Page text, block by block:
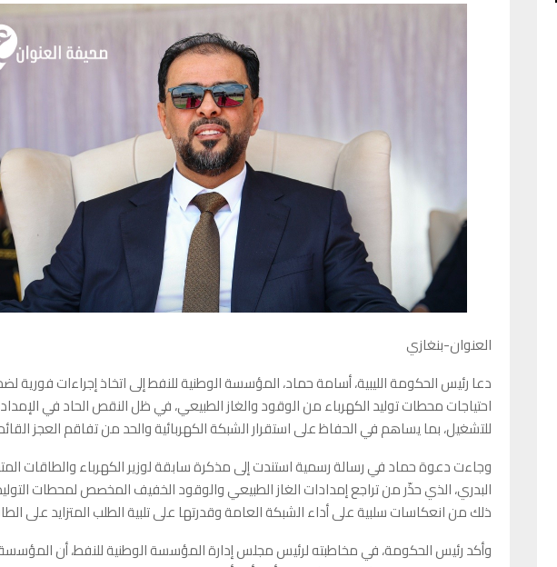
العنوان-بنغازي
دعا رئيس الحكومة الليبية، أسامة حماد، المؤسسة الوطنية للنفط إلى اتخاذ إجراءات فورية
احتياجات محطات توليد الكهرباء من الوقود والغاز الطبيعي، في ظل النقص الحاد في
للتشغيل، بما يساهم في الحفاظ على استقرار الشبكة الكهربائية والحد من تفاقم العجز
وجاءت دعوة حماد في رسالة رسمية استندت إلى مذكرة سابقة لوزير الكهرباء والطاقات
البدري، الذي حذّر من تراجع إمدادات الغاز الطبيعي والوقود الخفيف المخصص لمحطات
ذلك من انعكاسات سلبية على أداء الشبكة العامة وقدرتها على تلبية الطلب المتزايد على
وأكد رئيس الحكومة، في مخاطبته لرئيس مجلس إدارة المؤسسة الوطنية للنفط، أن